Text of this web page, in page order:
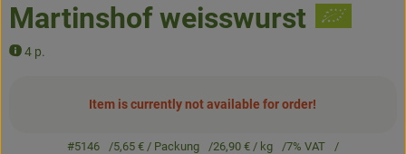
Delivery service
About us
Martinshof weisswurst
4 p.
Item is currently not available for order!
#5146 5,65 € / Packung 26,90 € / kg
7% VAT